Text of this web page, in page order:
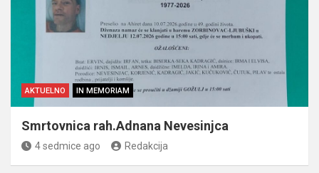
AKTUELNO IN MEMORIAM
Smrtovnica rah.Adnana Nevesinjca
4 sedmice ago Redakcija